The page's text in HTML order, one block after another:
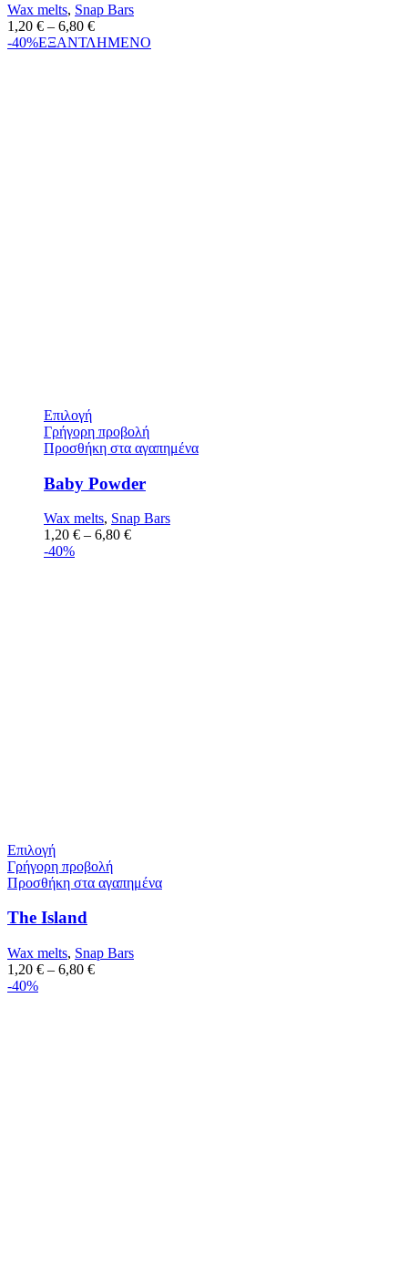
Επιλογή
Γρήγορη προβολή
Προσθήκη στα αγαπημένα
Baby Powder
Wax melts, Snap Bars
1,20 € – 6,80 €
-40%
Wax melts, Snap Bars
1,20 € – 6,80 €
-40%ΕΞΑΝΤΛΗΜΕΝΟ
Επιλογή
Γρήγορη προβολή
Προσθήκη στα αγαπημένα
The Island
Wax melts, Snap Bars
1,20 € – 6,80 €
-40%